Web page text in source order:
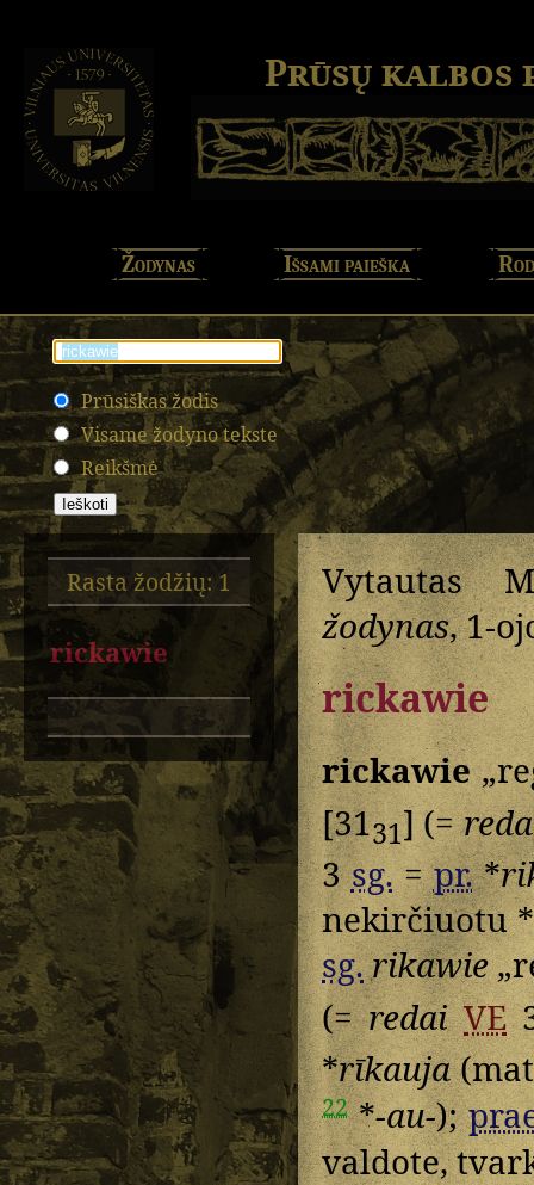
Prūsų kalbos
Žodynas Išsami paieška
Prūsiškas žodis
Visame žodyno tekste
Reikšmė
Rasta žodžių: 1
rickawie
Vytautas
žodynas, 1-
rickawie
rickawie
[3131] (=reda
3sg.=pr.*
nekirčiuotu *
sg.rikawie
(=redai VE
*rīkauja
22*-au-);
valdote,